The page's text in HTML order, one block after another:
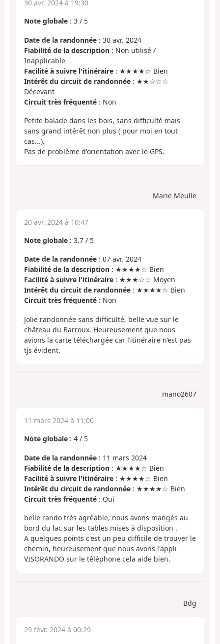
30 avr. 2024 à 19:30
Note globale : 3 / 5
Date de la randonnée : 30 avr. 2024
Fiabilité de la description : Non utilisé /
Inapplicable
Facilité à suivre l'itinéraire : ★★★★☆ Bien
Intérêt du circuit de randonnée : ★★☆☆☆
Décevant
Circuit très fréquenté : Non
Petite balade dans les bois, sans difficulté mais
sans grand intérêt non plus ( pour moi en tout
cas...).
Pas de problème d'orientation avec le GPS.
Marie Meulle
20 avr. 2024 à 10:47
Note globale : 3.7 / 5
Date de la randonnée : 07 avr. 2024
Fiabilité de la description : ★★★★☆ Bien
Facilité à suivre l'itinéraire : ★★★☆☆ Moyen
Intérêt du circuit de randonnée : ★★★★☆ Bien
Circuit très fréquenté : Non
Jolie randonnée sans difficulté, belle vue sur le
château du Barroux. Heureusement que nous
avions la carte téléchargée car l’itinéraire n’est pas
tjs évident.
mano2607
11 mars 2024 à 11:00
Note globale : 4 / 5
Date de la randonnée : 11 mars 2024
Fiabilité de la description : ★★★★☆ Bien
Facilité à suivre l'itinéraire : ★★★★☆ Bien
Intérêt du circuit de randonnée : ★★★★☆ Bien
Circuit très fréquenté : Oui
belle rando très agréable, nous avons mangés au
bord du lac sur les tables mises à disposition .
A quelques points c'est un peu difficile de trouver le
chemin, heureusement que nous avons l'appli
VISORANDO sur le téléphone cela aide bien.
Bdg
29 févr. 2024 à 00:29